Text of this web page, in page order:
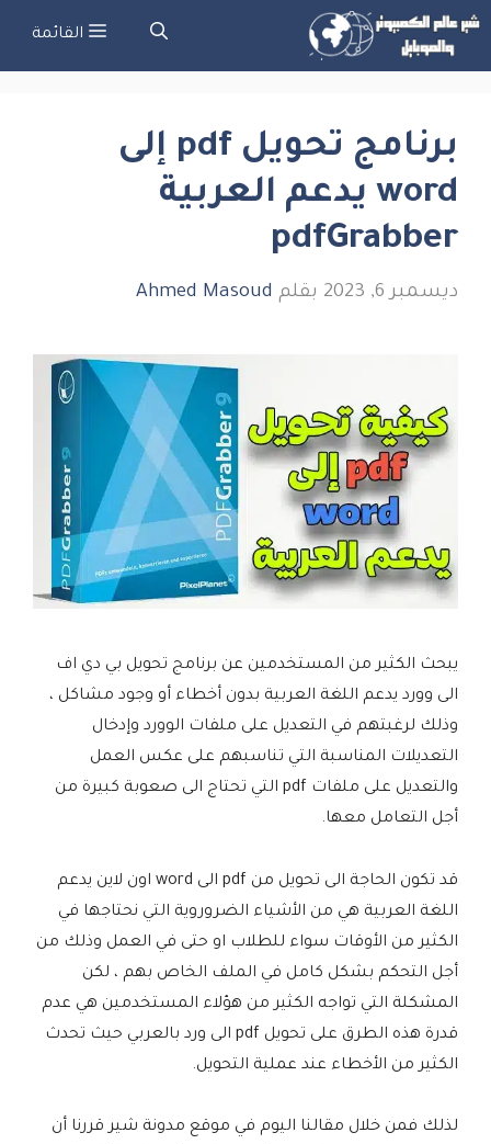
القائمة
برنامج تحويل pdf إلى
word يدعم العربية
pdfGrabber
ديسمبر 6, 2023 بقلمAhmed Masoud
يبحث الكثير من المستخدمين عن برنامج تحويل بي دي اف
الى وورد يدعم اللغة العربية بدون أخطاء أو وجود مشاكل ،
وذلك لرغبتهم في التعديل على ملفات الوورد وإدخال
التعديلات المناسبة التي تناسبهم على عكس العمل
والتعديل على ملفات pdf التي تحتاج الى صعوبة كبيرة من
أجل التعامل معها.
قد تكون الحاجة الى تحويل من pdf الى word اون لاين يدعم
اللغة العربية هي من الأشياء الضروروية التي نحتاجها في
الكثير من الأوقات سواء للطلاب او حتى في العمل وذلك من
أجل التحكم بشكل كامل في الملف الخاص بهم ، لكن
المشكلة التي تواجه الكثير من هؤلاء المستخدمين هي عدم
قدرة هذه الطرق على تحويل pdf الى ورد بالعربي حيث تحدث
الكثير من الأخطاء عند عملية التحويل.
لذلك فمن خلال مقالنا اليوم في موقع مدونة شير قررنا أن